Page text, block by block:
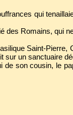
qui
des Romains, qui
Saint-
sur un sanctuaire
son cousin, le